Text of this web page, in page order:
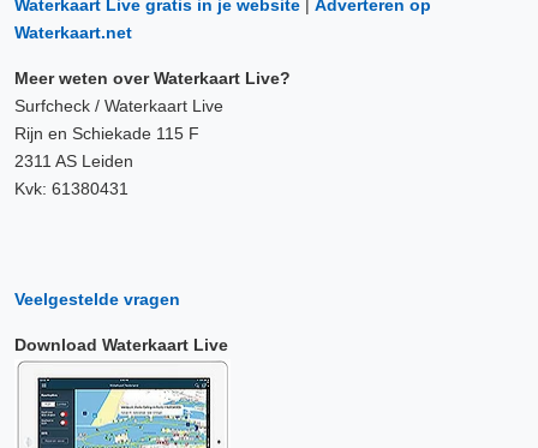
Waterkaart Live gratis in je website | Adverteren op
Waterkaart.net
Meer weten over Waterkaart Live?
Surfcheck / Waterkaart Live
Rijn en Schiekade 115 F
2311 AS Leiden
Kvk: 61380431
Veelgestelde vragen
Download Waterkaart Live